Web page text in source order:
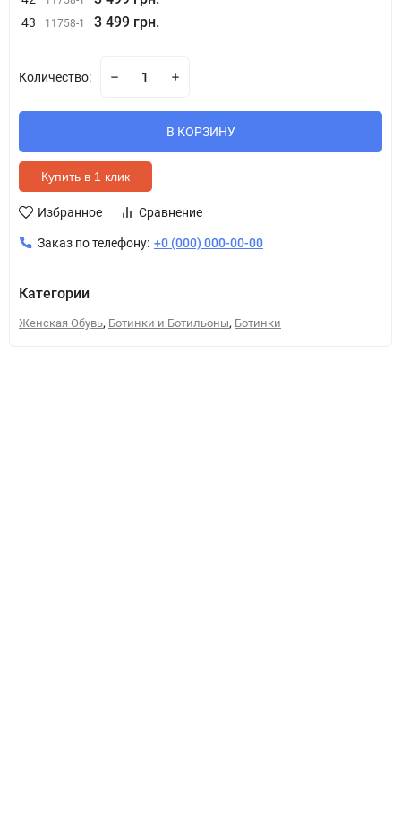
43 11758-1 3 499 грн.
Количество:
В КОРЗИНУ
Купить в 1 клик
Избранное Сравнение
Заказ по телефону: +0 (000) 000-00-00
Категории
Женская Обувь, Ботинки и Ботильоны, Ботинки